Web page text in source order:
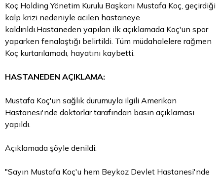
Koç Holding Yönetim Kurulu Başkanı Mustafa Koç, geçirdiği
kalp krizi nedeniyle acilen hastaneye
kaldırıldı.Hastaneden yapılan ilk açıklamada Koç'un spor
yaparken fenalaştığı belirtildi. Tüm müdahalelere rağmen
Koç kurtarılamadı, hayatını kaybetti.
HASTANEDEN AÇIKLAMA:
Mustafa Koç'un sağlık durumuyla ilgili Amerikan
Hastanesi'nde doktorlar tarafından basın açıklaması
yapıldı.
Açıklamada şöyle denildi:
"Sayın Mustafa Koç'u hem Beykoz Devlet Hastanesi'nde